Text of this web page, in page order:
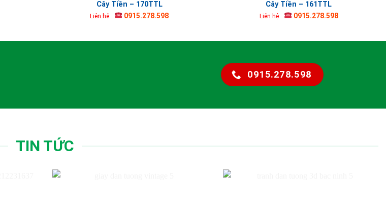
Cây Tiền – 170TTL
Liên hệ 0915.278.598
Cây Tiền – 161TTL
Liên hệ 0915.278.598
0915.278.598
TIN TỨC